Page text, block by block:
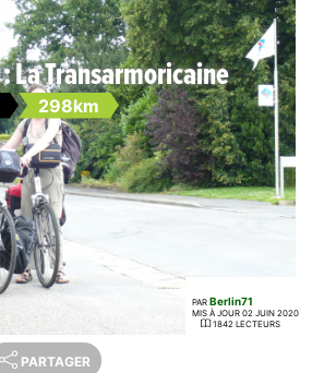
: La Transarmoricaine
298km
PAR Berlin71
MIS À JOUR 02 JUIN 2020
1842 LECTEURS
PARTAGER